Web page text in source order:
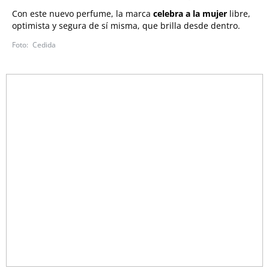
Con este nuevo perfume, la marca celebra a la mujer libre,
optimista y segura de sí misma, que brilla desde dentro.
Cedida